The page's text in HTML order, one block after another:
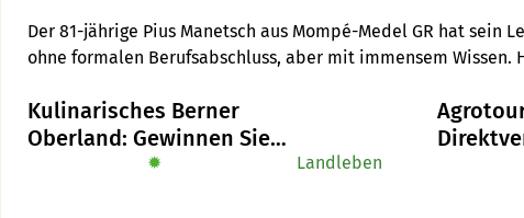
Der 81-jährige Pius Manetsch aus Mompé-Medel GR hat sein
ohne formalen Berufsabschluss, aber mit immensem Wissen.
weitergeben.
Kulinarisches Berner
Oberland: Gewinnen Sie
das Buch «Alpe-Chuchi»
✹ Landleben